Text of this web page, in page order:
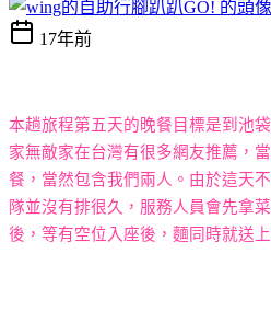
17年前
本趟旅程第五天的晚餐目標是到池
家無敵家在台灣有很多網友推薦，
餐，當然包含我們兩人。由於這天
隊並沒有排很久，服務人員會先拿
後，等有空位入座後，麵同時就送